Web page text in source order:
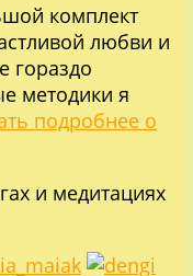
комплект
любви и
гораздо
методики я
подробнее о
и медитациях